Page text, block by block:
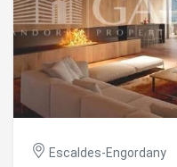
con pasamanos y un
Todas las estancias
permitiendo disfrutar
momento del
dos habitaciones dobles,
baño completo. Todas
ventanas Velux que
a la que se suma un
calefacción y agua
Escaldes-Engordany